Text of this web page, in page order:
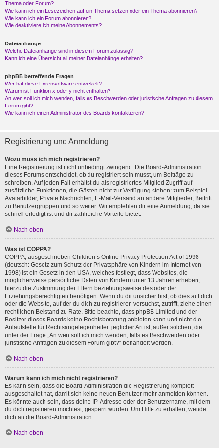
Thema oder Forum?
Wie kann ich ein Lesezeichen auf ein Thema setzen oder ein Thema abonnieren?
Wie kann ich ein Forum abonnieren?
Wie deaktiviere ich meine Abonnements?
Dateianhänge
Welche Dateianhänge sind in diesem Forum zulässig?
Kann ich eine Übersicht all meiner Dateianhänge erhalten?
phpBB betreffende Fragen
Wer hat diese Forensoftware entwickelt?
Warum ist Funktion x oder y nicht enthalten?
An wen soll ich mich wenden, falls es Beschwerden oder juristische Anfragen zu diesem
Forum gibt?
Wie kann ich einen Administrator des Boards kontaktieren?
Registrierung und Anmeldung
Wozu muss ich mich registrieren?
Eine Registrierung ist nicht unbedingt zwingend. Die Board-Administration
dieses Forums entscheidet, ob du registriert sein musst, um Beiträge zu
schreiben. Auf jeden Fall erhältst du als registriertes Mitglied Zugriff auf
zusätzliche Funktionen, die Gästen nicht zur Verfügung stehen: zum Beispiel
Avatarbilder, Private Nachrichten, E-Mail-Versand an andere Mitglieder, Beitritt
zu Benutzergruppen und so weiter. Wir empfehlen dir eine Anmeldung, da sie
schnell erledigt ist und dir zahlreiche Vorteile bietet.
Nach oben
Was ist COPPA?
COPPA, ausgeschrieben Children’s Online Privacy Protection Act of 1998
(deutsch: Gesetz zum Schutz der Privatsphäre von Kindern im Internet von
1998) ist ein Gesetz in den USA, welches festlegt, dass Websites, die
möglicherweise persönliche Daten von Kindern unter 13 Jahren erheben,
hierzu die Zustimmung der Eltern beziehungsweise des oder der
Erziehungsberechtigten benötigen. Wenn du dir unsicher bist, ob dies auf dich
oder die Website, auf der du dich zu registrieren versuchst, zutrifft, ziehe einen
rechtlichen Beistand zu Rate. Bitte beachte, dass phpBB Limited und der
Besitzer dieses Boards keine Rechtsberatung anbieten kann und nicht die
Anlaufstelle für Rechtsangelegenheiten jeglicher Art ist; außer solchen, die
unter der Frage „An wen soll ich mich wenden, falls es Beschwerden oder
juristische Anfragen zu diesem Forum gibt?“ behandelt werden.
Nach oben
Warum kann ich mich nicht registrieren?
Es kann sein, dass die Board-Administration die Registrierung komplett
ausgeschaltet hat, damit sich keine neuen Benutzer mehr anmelden können.
Es könnte auch sein, dass deine IP-Adresse oder der Benutzername, mit dem
du dich registrieren möchtest, gesperrt wurden. Um Hilfe zu erhalten, wende
dich an die Board-Administration.
Nach oben